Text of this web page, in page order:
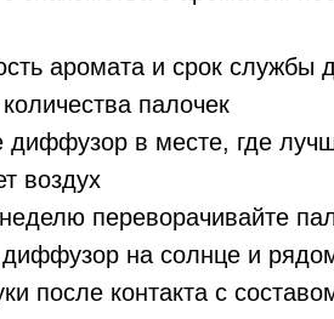
аромата и срок службы
палочек
диффузор в месте, где
воздух
переворачивайте
диффузор на солнце и
после контакта с